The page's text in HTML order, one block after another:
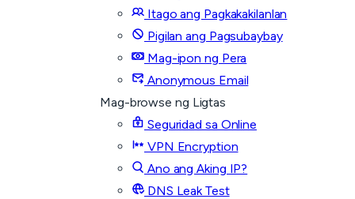
Itago ang Pagkakakilanlan
Pigilan ang Pagsubaybay
Mag-ipon ng Pera
Anonymous Email
Mag-browse ng Ligtas
Seguridad sa Online
VPN Encryption
Ano ang Aking IP?
DNS Leak Test